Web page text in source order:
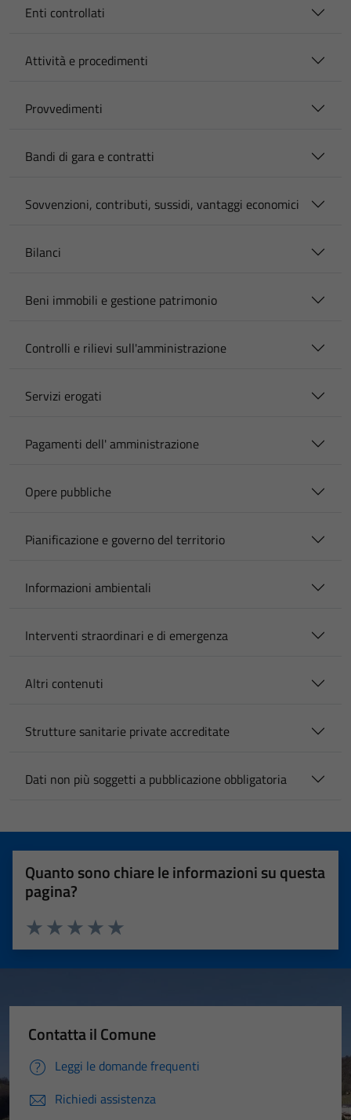
Enti controllati
Attività e procedimenti
Provvedimenti
Bandi di gara e contratti
Sovvenzioni, contributi, sussidi, vantaggi economici
Bilanci
Beni immobili e gestione patrimonio
Controlli e rilievi sull'amministrazione
Servizi erogati
Pagamenti dell' amministrazione
Opere pubbliche
Pianificazione e governo del territorio
Informazioni ambientali
Interventi straordinari e di emergenza
Altri contenuti
Strutture sanitarie private accreditate
Dati non più soggetti a pubblicazione obbligatoria
Quanto sono chiare le informazioni su questa
pagina?
Valuta 5 stelle su 5
Valuta 4 stelle su 5
Valuta 3 stelle su 5
Valuta 2 stelle su 5
Valuta 1 stelle su 5
Contatta il Comune
Leggi le domande frequenti
Richiedi assistenza